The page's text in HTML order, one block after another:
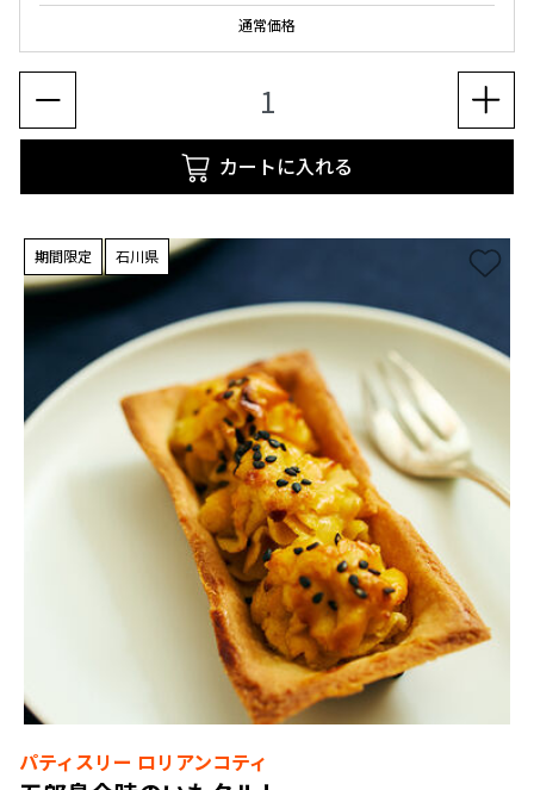
通常価格
カートに入れる
期間限定 石川県
パティスリー ロリアンコティ